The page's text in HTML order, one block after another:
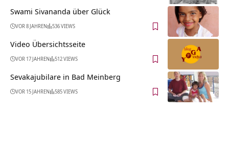
Swami Sivananda über Glück
VOR 8 JAHREN 536 VIEWS
Video Übersichtsseite
VOR 17 JAHREN 512 VIEWS
Sevakajubilare in Bad Meinberg
VOR 15 JAHREN 585 VIEWS